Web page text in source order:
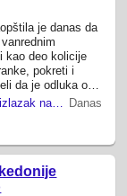
je danas da
kao deo kolicije
pokreti i
da je odluka o
...Nova stranka bošnjačke manjine SBR najavljuje izlazak na izbore Danas